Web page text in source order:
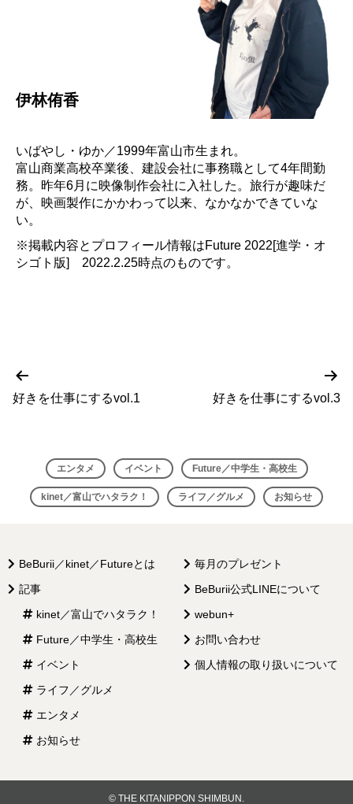
伊林侑香
いばやし・ゆか／1999年富山市生まれ。
富山商業高校卒業後、建設会社に事務職として4年間勤
務。昨年6月に映像制作会社に入社した。旅行が趣味だ
が、映画製作にかかわって以来、なかなかできていな
い。
※掲載内容とプロフィール情報はFuture 2022[進学・オ
シゴト版] 2022.2.25時点のものです。
投
稿
ョ
の
投
好きを仕事にするvol.1
次
の
好きを仕事にするvol.3
エンタメ イベント Future／中学生・高校生
kinet／富山でハタラク！ ライフ／グルメ お知らせ
BeBurii／kinet／Futureとは
記事
kinet／富山でハタラク！
Future／中学生・高校生
イベント
ライフ／グルメ
エンタメ
お知らせ
毎月のプレゼント
BeBurii公式LINEについて
webun+
お問い合わせ
個人情報の取り扱いについて
© THE KITANIPPON SHIMBUN.